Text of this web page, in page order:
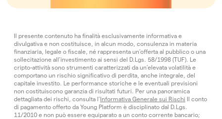
Il presente contenuto ha finalità esclusivamente informativa e
divulgativa e non costituisce, in alcun modo, consulenza in materia
finanziaria, legale o fiscale, né rappresenta un’offerta al pubblico o una
sollecitazione all’investimento ai sensi del D.Lgs. 58/1998 (TUF). Le
cripto-attività sono strumenti caratterizzati da un’elevata volatilità e
comportano un rischio significativo di perdita, anche integrale, del
capitale investito. Le performance storiche e le eventuali previsioni
non costituiscono garanzia di risultati futuri. Per una panoramica
dettagliata dei rischi, consulta l’ Informativa Generale sui Rischi Il conto
di pagamento offerto da Young Platform è disciplinato dal D.Lgs.
11/2010 e non può essere equiparato a un conto corrente bancario;